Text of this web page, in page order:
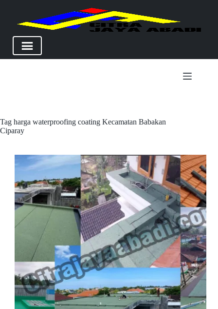
Tag harga waterproofing coating Kecamatan Babakan
Ciparay